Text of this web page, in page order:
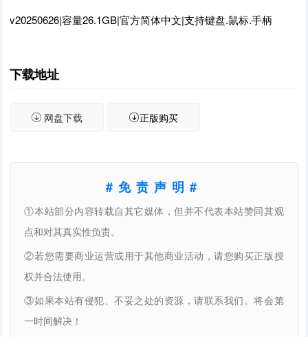
v20250626|容量26.1GB|官方简体中文|支持键盘.鼠标.手柄
下载地址
网盘下载 正版购买
#免责声明#
①本站部分内容转载自其它媒体，但并不代表本站赞同其观
点和对其真实性负责。
②若您需要商业运营或用于其他商业活动，请您购买正版授
权并合法使用。
③如果本站有侵犯、不妥之处的资源，请联系我们。将会第
一时间解决！